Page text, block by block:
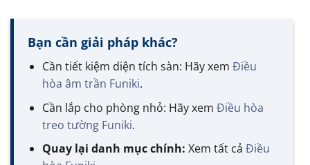
Bạn cần giải pháp khác?
Cần tiết kiệm diện tích sàn: Hãy xem Điều
hòa âm trần Funiki.
Cần lắp cho phòng nhỏ: Hãy xem Điều hòa
treo tường Funiki.
Quay lại danh mục chính: Xem tất cả Điều